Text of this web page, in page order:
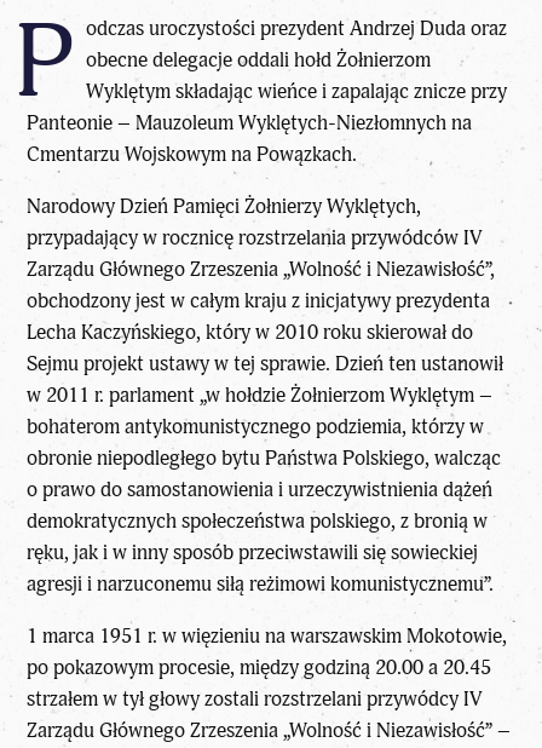
P odczas uroczystości prezydent Andrzej Duda oraz
obecne delegacje oddali hołd Żołnierzom
Wyklętym składając wieńce i zapalając znicze przy
Panteonie – Mauzoleum Wyklętych-Niezłomnych na
Cmentarzu Wojskowym na Powązkach.
Narodowy Dzień Pamięci Żołnierzy Wyklętych,
przypadający w rocznicę rozstrzelania przywódców IV
Zarządu Głównego Zrzeszenia „Wolność i Niezawisłość”,
obchodzony jest w całym kraju z inicjatywy prezydenta
Lecha Kaczyńskiego, który w 2010 roku skierował do
Sejmu projekt ustawy w tej sprawie. Dzień ten ustanowił
w 2011 r. parlament „w hołdzie Żołnierzom Wyklętym –
bohaterom antykomunistycznego podziemia, którzy w
obronie niepodległego bytu Państwa Polskiego, walcząc
o prawo do samostanowienia i urzeczywistnienia dążeń
demokratycznych społeczeństwa polskiego, z bronią w
ręku, jak i w inny sposób przeciwstawili się sowieckiej
agresji i narzuconemu siłą reżimowi komunistycznemu”.
1 marca 1951 r. w więzieniu na warszawskim Mokotowie,
po pokazowym procesie, między godziną 20.00 a 20.45
strzałem w tył głowy zostali rozstrzelani przywódcy IV
Zarządu Głównego Zrzeszenia „Wolność i Niezawisłość” –